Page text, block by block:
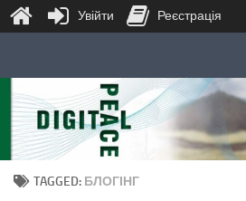
Skip to content
TAGGED: БЛОГІНГ
Увійти Реєстрація